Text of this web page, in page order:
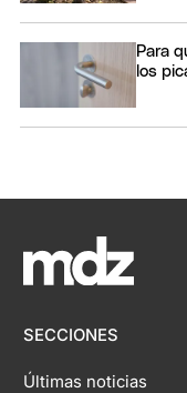
Para
los
SECCIONES
Últimas noticias